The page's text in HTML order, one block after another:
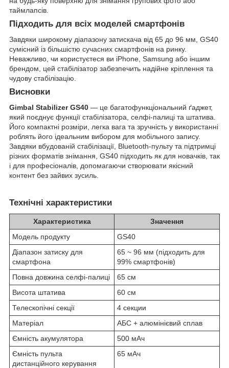
таймлапсів.
Підходить для всіх моделей смартфонів
Завдяки широкому діапазону затискача від 65 до 96 мм, GS40
сумісний із більшістю сучасних смартфонів на ринку.
Неважливо, чи користуєтеся ви iPhone, Samsung або іншим
брендом, цей стабілізатор забезпечить надійне кріплення та
чудову стабілізацію.
Висновки
Gimbal Stabilizer GS40 — це багатофункціональний ґаджет,
який поєднує функції стабілізатора, селфі-палиці та штатива.
Його компактні розміри, легка вага та зручність у використанні
роблять його ідеальним вибором для мобільного запису.
Завдяки вбудованій стабілізації, Bluetooth-пульту та підтримці
різних форматів знімання, GS40 підходить як для новачків, так
і для професіоналів, допомагаючи створювати якісний
контент без зайвих зусиль.
Технічні характеристики
Характеристика
Значення
Модель продукту
GS40
Діапазон затиску для
смартфона
65 ~ 96 мм (підходить для
99% смартфонів)
Повна довжина селфі-палиці
65 см
Висота штатива
60 см
Телескопічні секції
4 секции
Матеріал
АБС + алюмінієвий сплав
Ємність акумулятора
500 мАч
Ємність пульта
дистанційного керування
65 мАч